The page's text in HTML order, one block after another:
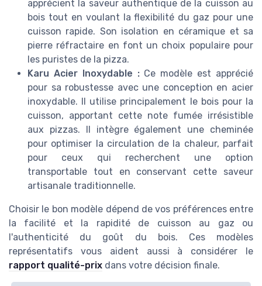
apprécient la saveur authentique de la cuisson au
bois tout en voulant la flexibilité du gaz pour une
cuisson rapide. Son isolation en céramique et sa
pierre réfractaire en font un choix populaire pour
les puristes de la pizza.
Karu Acier Inoxydable : Ce modèle est apprécié
pour sa robustesse avec une conception en acier
inoxydable. Il utilise principalement le bois pour la
cuisson, apportant cette note fumée irrésistible
aux pizzas. Il intègre également une cheminée
pour optimiser la circulation de la chaleur, parfait
pour ceux qui recherchent une option
transportable tout en conservant cette saveur
artisanale traditionnelle.
Choisir le bon modèle dépend de vos préférences entre
la facilité et la rapidité de cuisson au gaz ou
l'authenticité du goût du bois. Ces modèles
représentatifs vous aident aussi à considérer le
rapport qualité-prix dans votre décision finale.